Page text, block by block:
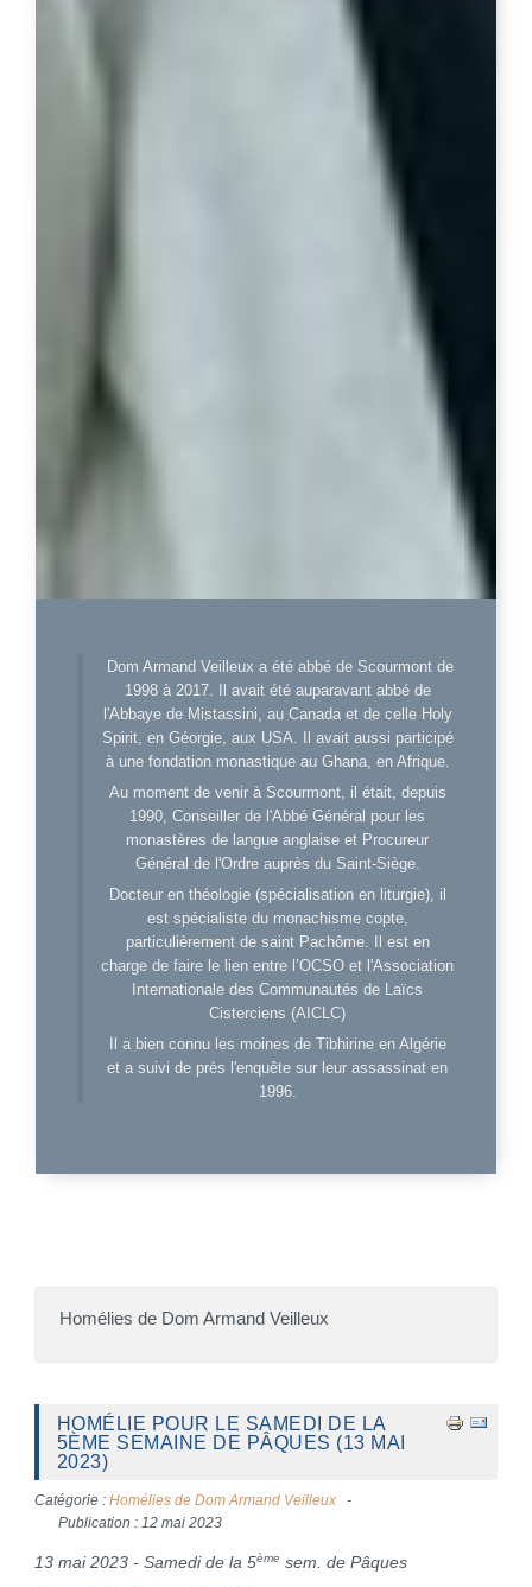
Dom Armand Veilleux a été abbé de Scourmont de
1998 à 2017. Il avait été auparavant abbé de
l'Abbaye de Mistassini, au Canada et de celle Holy
Spirit, en Géorgie, aux USA. Il avait aussi participé
à une fondation monastique au Ghana, en Afrique.
Au moment de venir à Scourmont, il était, depuis
1990, Conseiller de l'Abbé Général pour les
monastères de langue anglaise et Procureur
Général de l'Ordre auprès du Saint-Siège.
Docteur en théologie (spécialisation en liturgie), il
est spécialiste du monachisme copte,
particulièrement de saint Pachôme. Il est en
charge de faire le lien entre l’OCSO et l'Association
Internationale des Communautés de Laïcs
Cisterciens (AICLC)
Il a bien connu les moines de Tibhirine en Algérie
et a suivi de près l'enquête sur leur assassinat en
1996.
Homélies de Dom Armand Veilleux
HOMÉLIE POUR LE SAMEDI DE LA
5ÈME SEMAINE DE PÂQUES (13 MAI
2023)
Catégorie : Homélies de Dom Armand Veilleux
Publication : 12 mai 2023
13 mai 2023 - Samedi de la 5ème sem. de Pâques